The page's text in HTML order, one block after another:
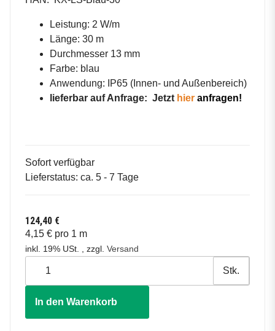
Leistung: 2 W/m
Länge: 30 m
Durchmesser 13 mm
Farbe: blau
Anwendung: IP65 ( Innen- und Außenbereich)
lieferbar auf Anfrage: Jetzt hier anfragen!
Sofort verfügbar
Lieferstatus: ca. 5 - 7 Tage
124,40 €
4,15 € pro 1 m
inkl. 19% USt. , zzgl. Versand
Stk.
In den Warenkorb